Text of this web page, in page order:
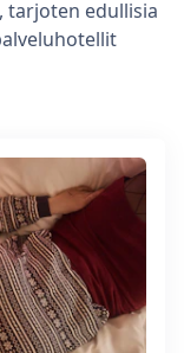
tarjoten edullisia